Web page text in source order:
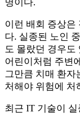
명이다.
이런 배회 증상은
다. 실종된 노인
도 몰랐던 경우도
어린이처럼 주변
그만큼 치매 환자
처해야 위험에 처
최근 IT 기술이